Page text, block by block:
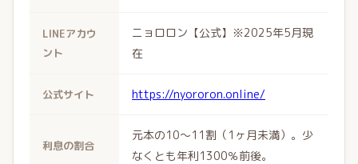
LINEアカウ
ント
ニョロロン【公式】※2025年5月現
在
公式サイト https://nyororon.online/
利息の割合
元本の10～11割（1ヶ月未満）。少
なくとも年利1300％前後。